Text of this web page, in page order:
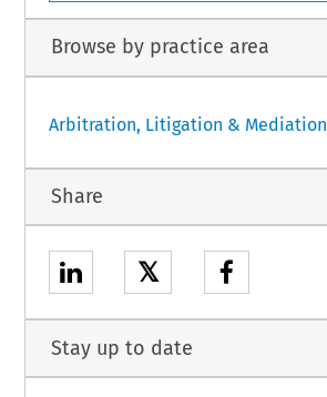
Browse by practice area
Arbitration, Litigation & Mediation
Share
𝕏
Stay up to date